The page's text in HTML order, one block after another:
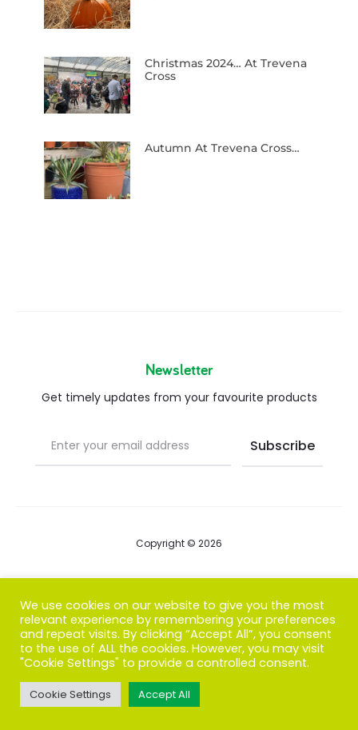
Christmas 2024… At Trevena
Cross
Autumn At Trevena Cross…
Newsletter
Get timely updates from your favourite products
Copyright © 2026
FAQs
Contact us
w
F
a
I
n
We use cookies on our website to give you the most
relevant experience by remembering your preferences
and repeat visits. By clicking “Accept All”, you consent
to the use of ALL the cookies. However, you may visit
"Cookie Settings" to provide a controlled consent.
Cookie Settings Accept All